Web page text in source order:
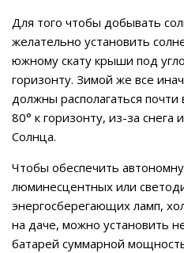
Для того чтобы добывать
желательно установить
южному скату крыши под
горизонту. Зимой же все
должны располагаться
80° к горизонту, из-за снега
Солнца.
Чтобы обеспечить
люминесцентных или
энергосберегающих ламп,
на даче, можно установить
батарей суммарной